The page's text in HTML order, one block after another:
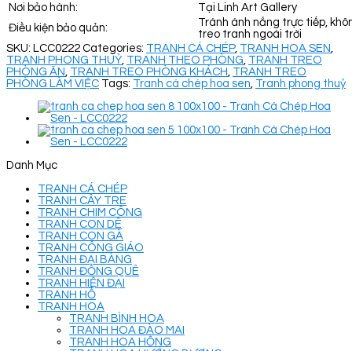
Nơi bảo hành:
Tại Linh Art Gallery
Điều kiện bảo quản:
Tránh ánh nắng trực tiếp,
treo tranh ngoài trời
SKU: LCC0222 Categories: TRANH CÁ CHÉP, TRANH HOA SEN
TRANH PHONG THUỶ TRANH THEO PHÒNG TRANH TREO
PHÒNG ĂN TRANH TREO PHÒNG KHÁCH TRANH TREO
PHÒNG LÀM VIỆC Tags: Tranh cá chép hoa sen Tranh phong thuỷ
Danh Mục
TRANH CÁ CHÉP
TRANH CÂY TRE
TRANH CHIM CÔNG
TRANH CON DÊ
TRANH CON GÀ
TRANH CÔNG GIÁO
TRANH ĐẠI BÀNG
TRANH ĐỒNG QUÊ
TRANH HIỆN ĐẠI
TRANH HỔ
TRANH HOA
TRANH BÌNH HOA
TRANH HOA ĐÀO MAI
TRANH HOA HỒNG